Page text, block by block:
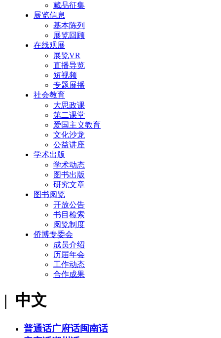
藏品征集
展览信息
基本陈列
展览回顾
在线观展
展览VR
直播导览
短视频
专题展播
社会教育
大思政课
第二课堂
爱国主义教育
文化沙龙
公益讲座
学术出版
学术动态
图书出版
研究文章
图书阅览
开放公告
书目检索
阅览制度
侨博专委会
成员介绍
历届年会
工作动态
合作成果
| 中文
普通话广府话闽南话